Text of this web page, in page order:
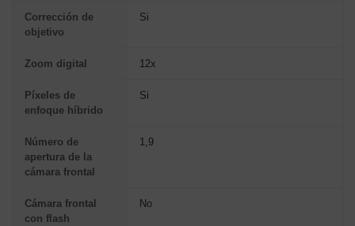
Corrección de
objetivo
Si
Zoom digital 12x
Píxeles de
enfoque híbrido
Si
Número de
apertura de la
cámara frontal
1,9
Cámara frontal
con flash
No